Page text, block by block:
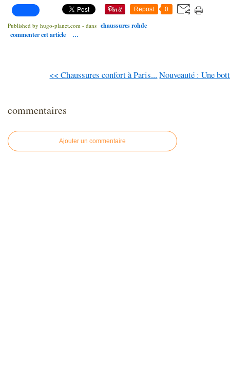
Repost 0
Published by hugo-planet.com - dans chaussures rohde
commenter cet article
…
<< Chaussures confort à Paris... Nouveauté : Une
commentaires
Ajouter un commentaire